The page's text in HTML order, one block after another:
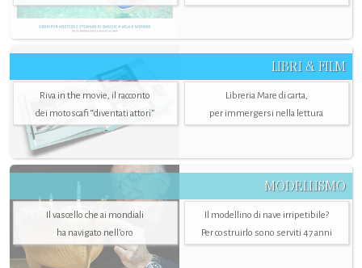
LIBRI & FILM
Riva in the movie, il racconto
dei motoscafi “diventati attori”
Libreria Mare di carta,
per immergersi nella lettura
MODELLISMO
Il vascello che ai mondiali
ha navigato nell’oro
Il modellino di nave irripetibile?
Per costruirlo sono serviti 47 anni